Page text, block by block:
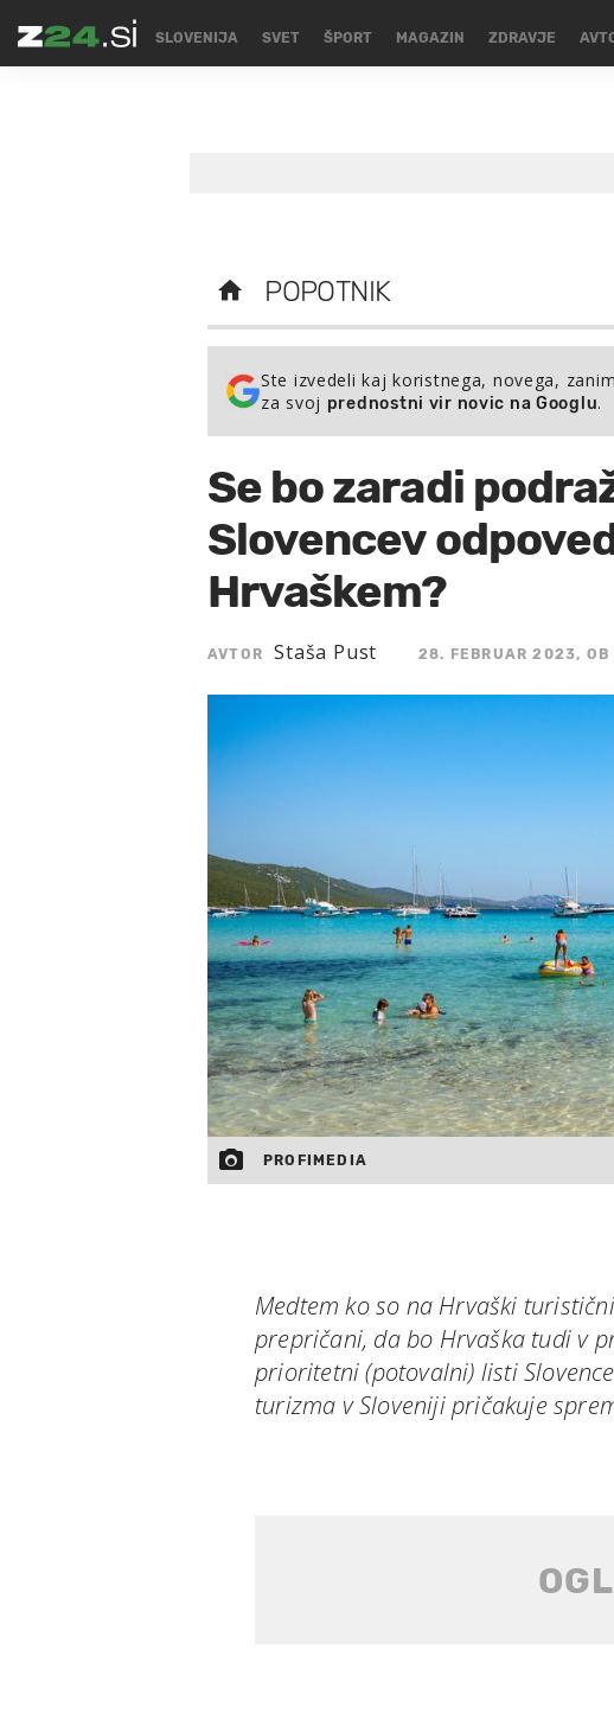
SLOVENIJA SVET ŠPORT MAGAZIN ZDRAVJE
POPOTNIK
Ste izvedeli kaj koristnega, novega,
za svoj prednostni vir novic na Googlu.
Se bo zaradi
Slovencev
Hrvaškem?
AVTOR Staša Pust 28. FEBRUAR 2023, OB
PROFIMEDIA
Medtem ko so na Hrvaški
prepričani, da bo Hrvaška tudi v
prioritetni (potovalni) listi
turizma v Sloveniji pričakuje